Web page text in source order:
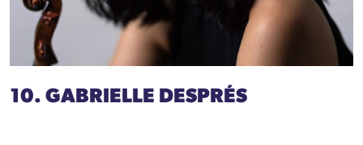
10. GABRIELLE DESPRÉS